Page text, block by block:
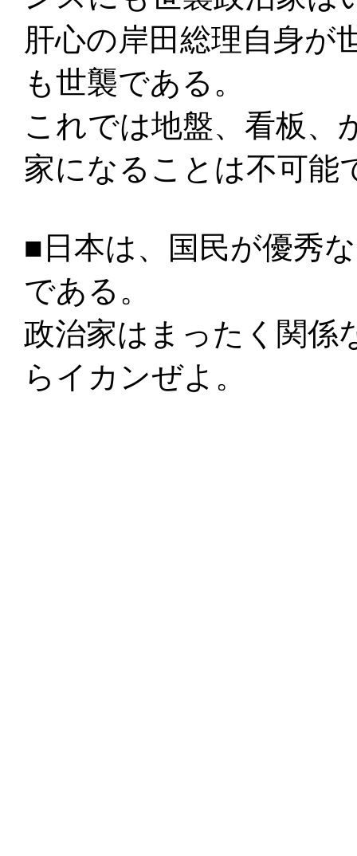
肝心の岸田総理自身が
も世襲である。
これでは地盤、看板、
家になることは不可能
■日本は、国民が優秀
である。
政治家はまったく関係
らイカンぜよ。